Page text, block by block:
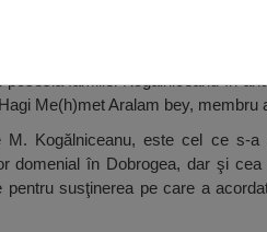
familiei Kogălniceanu în
Me(h)met Aralam bey,
M. Kogălniceanu, este cel ce s-
domenial în Dobrogea, dar şi
susţinerea pe care a